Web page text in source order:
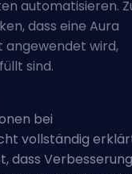
automatisieren.
dass eine Aura
wird,
sind.
bei
vollständig
dass